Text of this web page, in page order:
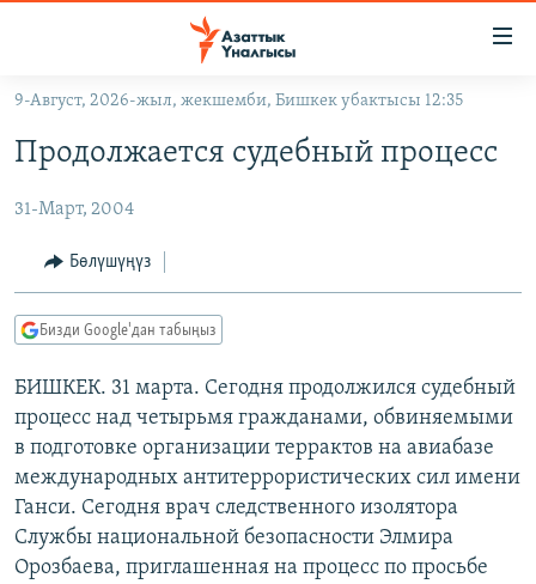
Навигацияга
өтүңүз
Издөөгө
салыңыз
КЫРГЫЗСТАН
КЫРГЫЗСТАН
САЯСАТ
МАДАНИЯТ
ДҮЙНӨ
ДҮЙНӨ
УКРАИНА
АТАЙЫН ИЛИКТӨӨ
ТВ ПРОГРАММАЛАР
БҮГҮН АЗАТТЫКТА
ЭКСПЕРТТЕР ТАЛДАЙТ
БИЗ ЖАНА ДҮЙНӨ
ДАНИСТЕ
ЭЖЕ-СИҢДИЛЕР
ПОДКАСТ
ӨЗГӨЧӨ ПИКИР
Русский
ОНЛАЙН ШЕРИНЕ
9-Август, 2026-жыл, жекшемби, Бишкек убактысы 12:35
Продолжается судебный процесс
31-Март, 2004
Бөлүшүңүз
Бизди Google'дан табыңыз
БИШКЕК. 31 марта. Сегодня продолжился судебный
процесс над четырьмя гражданами, обвиняемыми
в подготовке организации террактов на авиабазе
международных антитеррористических сил имени
Ганси. Сегодня врач следственного изолятора
Службы национальной безопасности Элмира
Орозбаева, приглашенная на процесс по просьбе